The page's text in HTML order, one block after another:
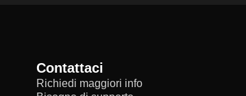
Contattaci
Richiedi maggiori info